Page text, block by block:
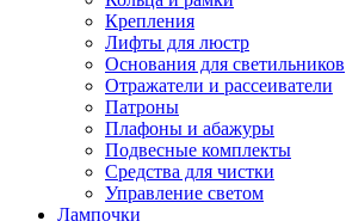
Крепления
Лифты для люстр
Основания для светильников
Отражатели и рассеиватели
Патроны
Плафоны и абажуры
Подвесные комплекты
Средства для чистки
Управление светом
Лампочки